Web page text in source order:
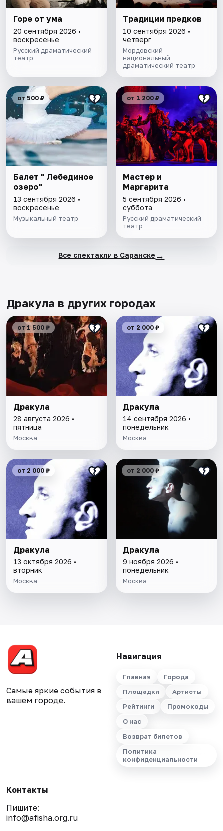
Горе от ума
20 сентября 2026 •
воскресенье
Русский драматический
театр
Традиции предков
10 сентября 2026 •
четверг
Мордовский
национальный
драматический театр
от 500 ₽
Балет " Лебединое
озеро"
13 сентября 2026 •
воскресенье
Музыкальный театр
от 1 200 ₽
Мастер и
Маргарита
5 сентября 2026 •
суббота
Русский драматический
театр
Все спектакли в Саранске →
Дракула в других городах
от 1 500 ₽
Дракула
28 августа 2026 •
пятница
Москва
от 2 000 ₽
Дракула
14 сентября 2026 •
понедельник
Москва
от 2 000 ₽
Дракула
13 октября 2026 •
вторник
Москва
от 2 000 ₽
Дракула
9 ноября 2026 •
понедельник
Москва
Самые яркие события в
вашем городе.
Навигация
Главная
Города
Площадки
Артисты
Рейтинги
Промокоды
О нас
Возврат билетов
Политика
конфиденциальности
Контакты
Пишите:
info@afisha.org.ru